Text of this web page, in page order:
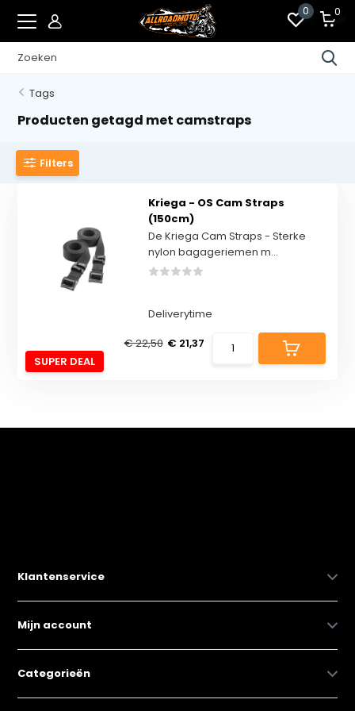
0 0
Tags
Producten getagd met camstraps
Filters
SUPER DEAL
Kriega - OS Cam Straps
(150cm)
De Kriega Cam Straps - Sterke
nylon bagageriemen m...
Deliverytime
€ 22,50 € 21,37
Klantenservice
Mijn account
Categorieën